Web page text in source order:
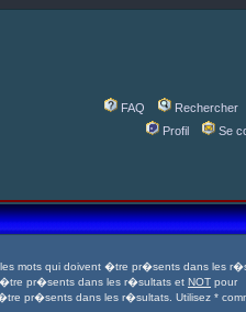
FAQ
Rechercher
Profil
Se
mots qui doivent �tre pr�sents dans les
pr�sents dans les r�sultats et NOT pour
pr�sents dans les r�sultats. Utilisez *